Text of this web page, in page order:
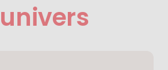
univers